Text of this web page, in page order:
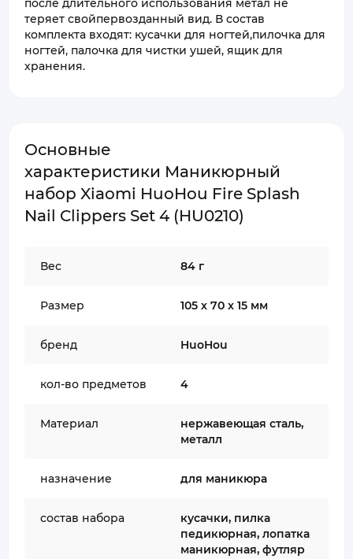
после длительного использования метал не
теряет свойпервозданный вид. В состав
комплекта входят: кусачки для ногтей,пилочка для
ногтей, палочка для чистки ушей, ящик для
хранения.
Основные
характеристики Маникюрный
набор Xiaomi HuoHou Fire Splash
Nail Clippers Set 4 (HU0210)
Вес 84 г
Размер 105 x 70 x 15 мм
бренд HuoHou
кол-во предметов 4
Материал
нержавеющая сталь,
металл
назначение для маникюра
состав набора
кусачки, пилка
педикюрная, лопатка
маникюрная, футляр